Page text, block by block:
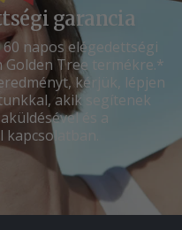
garancia
napos elégedettségi
Tree termékre.*
kérjük, lépjen
akik segítenek
és a